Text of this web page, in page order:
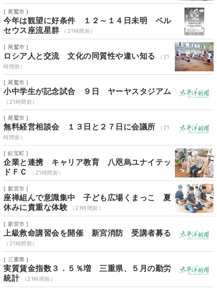
[ 尾鷲市 ]
今年は観望に好条件 １２～１４日未明 ペル
セウス座流星群
（21時間前）
[ 尾鷲市 ]
ロシア人と交流 文化の同質性や違い知る
（21
時間前）
[ 尾鷲市 ]
小中学生が記念試合 ９日 ヤーヤスタジアム
（21時間前）
[ 尾鷲市 ]
無料経営相談会 １３日と２７日に会議所
（21
時間前）
[ 紀宝町 ]
企業と連携 キャリア教育 八咫烏ユナイテッ
ドＦＣ
（21時間前）
[ 新宮市 ]
座禅組んで意識集中 子ども広場くまっこ 夏
休みに貴重な体験
（21時間前）
[ 新宮市 ]
上級救命講習会を開催 新宮消防 受講者募る
（21時間前）
[ 三重県 ]
実質賃金指数３．５％増 三重県、５月の勤労
統計
（21時間前）